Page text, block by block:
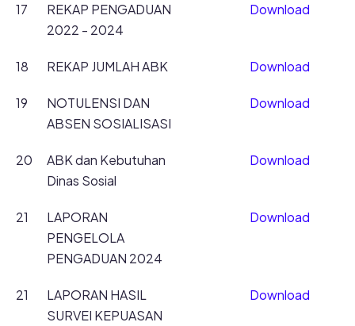
17
REKAP PENGADUAN
2022 - 2024
Download
18 REKAP JUMLAH ABK Download
19
NOTULENSI DAN
ABSEN SOSIALISASI
Download
20
ABK dan Kebutuhan
Dinas Sosial
Download
21
LAPORAN
PENGELOLA
PENGADUAN 2024
Download
21
LAPORAN HASIL
SURVEI KEPUASAN
Download